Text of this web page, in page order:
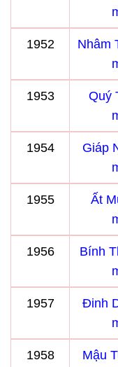
1952
Nhâm
1953
Quý
1954
Giáp
1955
Ất
1956
Bính
1957
Đinh
1958
Mậu